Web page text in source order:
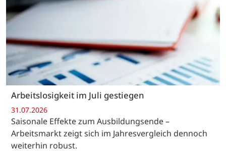
Arbeitslosigkeit im Juli gestiegen
31.07.2026
Saisonale Effekte zum Ausbildungsende –
Arbeitsmarkt zeigt sich im Jahresvergleich dennoch
weiterhin robust.